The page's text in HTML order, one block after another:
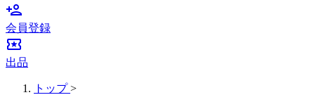
person_add
会員登録
local_activity
出品
トップ >